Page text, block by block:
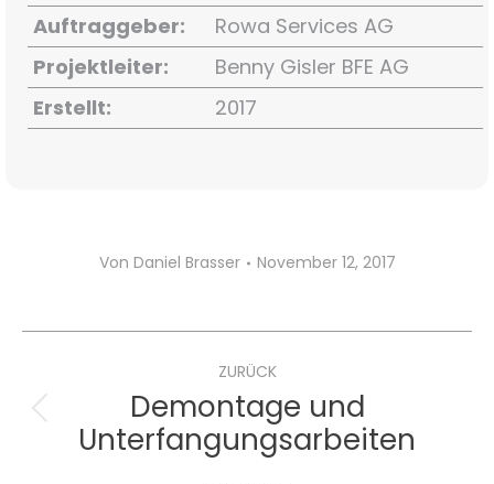
Auftraggeber:
Rowa Services AG
Projektleiter:
Benny Gisler BFE AG
Erstellt:
2017
Von Daniel Brasser November 12, 2017
ZURÜCK
Previous
project:
Demontage und
Unterfangungsarbeiten